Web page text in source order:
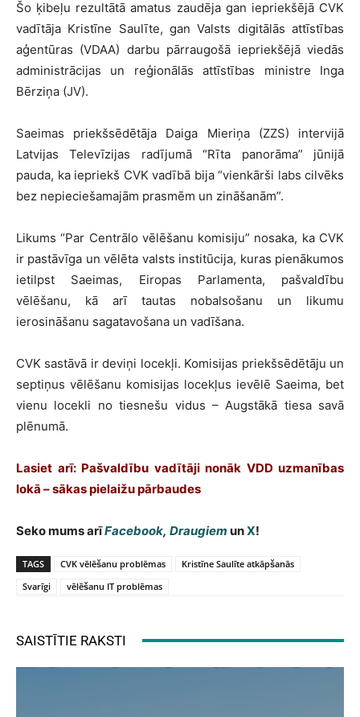
Šo ķibeļu rezultātā amatus zaudēja gan iepriekšējā CVK
vadītāja Kristīne Saulīte, gan Valsts digitālās attīstības
aģentūras (VDAA) darbu pārraugošā iepriekšējā viedās
administrācijas un reģionālās attīstības ministre Inga
Bērziņa (JV).
Saeimas priekšsēdētāja Daiga Mieriņa (ZZS) intervijā
Latvijas Televīzijas radījumā “Rīta panorāma” jūnijā
pauda, ka iepriekš CVK vadībā bija “vienkārši labs cilvēks
bez nepieciešamajām prasmēm un zināšanām”.
Likums “Par Centrālo vēlēšanu komisiju” nosaka, ka CVK
ir pastāvīga un vēlēta valsts institūcija, kuras pienākumos
ietilpst Saeimas, Eiropas Parlamenta, pašvaldību
vēlēšanu, kā arī tautas nobalsošanu un likumu
ierosināšanu sagatavošana un vadīšana.
CVK sastāvā ir deviņi locekļi. Komisijas priekšsēdētāju un
septiņus vēlēšanu komisijas locekļus ievēlē Saeima, bet
vienu locekli no tiesnešu vidus – Augstākā tiesa savā
plēnumā.
Lasiet arī: Pašvaldību vadītāji nonāk VDD uzmanības
lokā – sākas pielaižu pārbaudes
Seko mums arīFacebook, Draugiem unX!
TAGS CVK vēlēšanu problēmas
Kristīne Saulīte atkāpšanās
Svarīgi
vēlēšanu IT problēmas
SAISTĪTIE RAKSTI